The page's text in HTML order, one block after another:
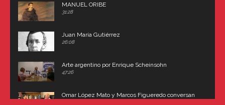
MANUEL ORIBE
31:28
Juan María Gutiérrez
26:08
Arte argentino por Enrique Scheinsohn
47:26
Omar López Mato y Marcos Figueredo conversan